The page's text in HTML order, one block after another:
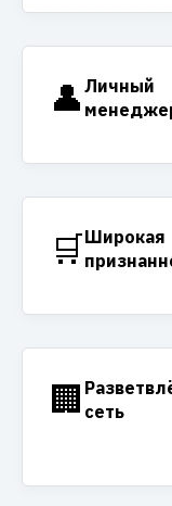
👤 Личный
🛒Широкая
🏢 сеть